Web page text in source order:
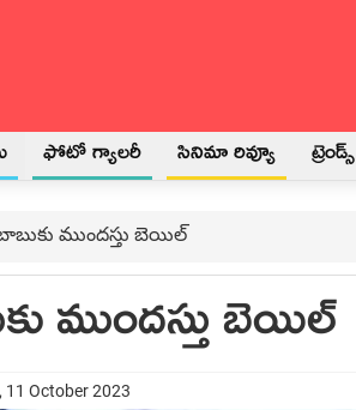
ఫోటో గ్యాలరీ సినిమా రివ్యూ ట్రెండ్స్
ముందస్తు బెయిల్
ముందస్తు బెయిల్
11 October 2023